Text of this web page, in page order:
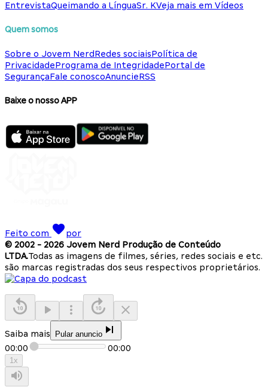
EntrevistaQueimando a LínguaSr. KVeja mais em Vídeos
Quem somos
Sobre o Jovem NerdRedes sociaisPolítica de
PrivacidadePrograma de IntegridadePortal de
SegurançaFale conoscoAnuncieRSS
Baixe o nosso APP
Feito com
por
© 2002 - 2026 Jovem Nerd Produção de Conteúdo
LTDA.Todas as imagens de filmes, séries, redes sociais e etc.
são marcas registradas dos seus respectivos proprietários.
Saiba mais Pular anuncio
00:00 00:00
1x